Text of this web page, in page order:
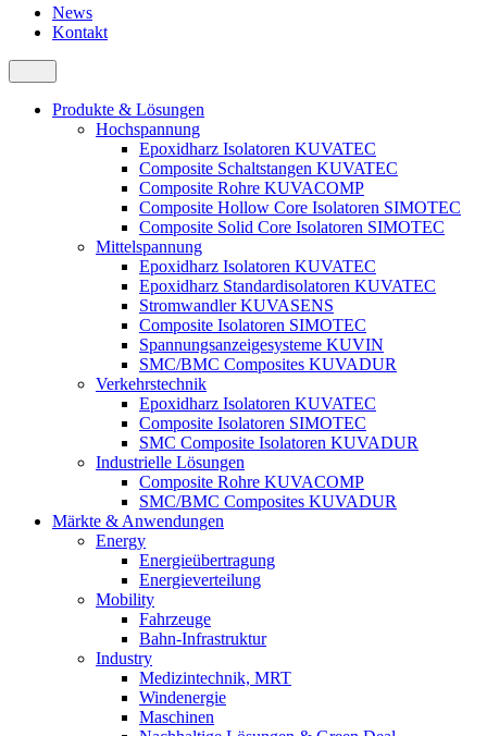
News
Kontakt
Produkte & Lösungen
Hochspannung
Epoxidharz Isolatoren KUVATEC
Composite Schaltstangen KUVATEC
Composite Rohre KUVACOMP
Composite Hollow Core Isolatoren SIMOTEC
Composite Solid Core Isolatoren SIMOTEC
Mittelspannung
Epoxidharz Isolatoren KUVATEC
Epoxidharz Standardisolatoren KUVATEC
Stromwandler KUVASENS
Composite Isolatoren SIMOTEC
Spannungsanzeigesysteme KUVIN
SMC/BMC Composites KUVADUR
Verkehrstechnik
Epoxidharz Isolatoren KUVATEC
Composite Isolatoren SIMOTEC
SMC Composite Isolatoren KUVADUR
Industrielle Lösungen
Composite Rohre KUVACOMP
SMC/BMC Composites KUVADUR
Märkte & Anwendungen
Energy
Energieübertragung
Energieverteilung
Mobility
Fahrzeuge
Bahn-Infrastruktur
Industry
Medizintechnik, MRT
Windenergie
Maschinen